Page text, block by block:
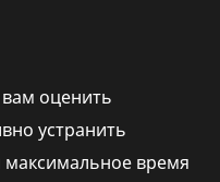
оценить
устранить
максимальное время